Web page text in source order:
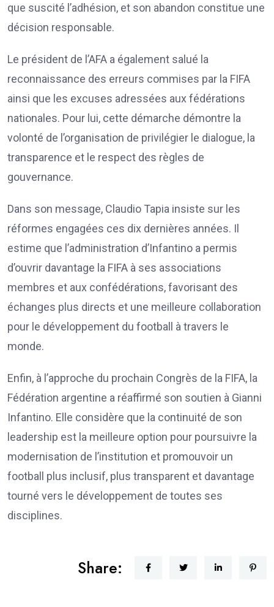
que suscité l’adhésion, et son abandon constitue une
décision responsable.
Le président de l’AFA a également salué la
reconnaissance des erreurs commises par la FIFA
ainsi que les excuses adressées aux fédérations
nationales. Pour lui, cette démarche démontre la
volonté de l’organisation de privilégier le dialogue, la
transparence et le respect des règles de
gouvernance.
Dans son message, Claudio Tapia insiste sur les
réformes engagées ces dix dernières années. Il
estime que l’administration d’Infantino a permis
d’ouvrir davantage la FIFA à ses associations
membres et aux confédérations, favorisant des
échanges plus directs et une meilleure collaboration
pour le développement du football à travers le
monde.
Enfin, à l’approche du prochain Congrès de la FIFA, la
Fédération argentine a réaffirmé son soutien à Gianni
Infantino. Elle considère que la continuité de son
leadership est la meilleure option pour poursuivre la
modernisation de l’institution et promouvoir un
football plus inclusif, plus transparent et davantage
tourné vers le développement de toutes ses
disciplines.
Share: